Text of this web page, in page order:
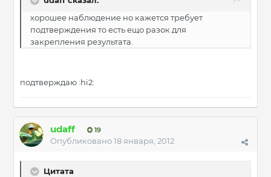
хорошее наблюдение но кажется требует
подтверждения то есть ещо разок для
закрепления результата.
подтверждаю :hi2:
udaff 19
Опубликовано18 января, 2012
Цитата